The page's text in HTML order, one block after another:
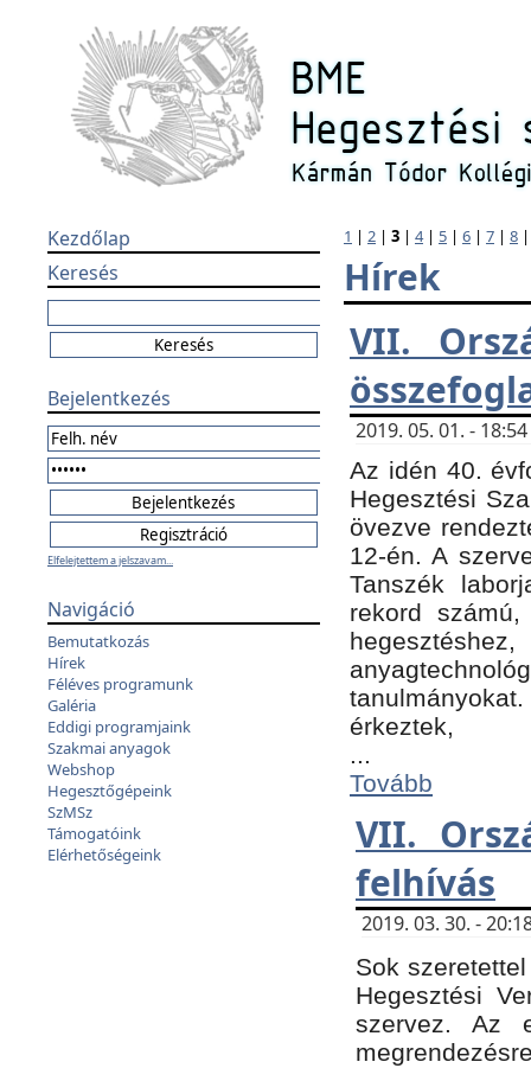
Kezdőlap
Keresés
Bejelentkezés
Elfelejtettem a jelszavam...
Navigáció
Bemutatkozás
Hírek
Féléves programunk
Galéria
Eddigi programjaink
Szakmai anyagok
Webshop
Hegesztőgépeink
SzMSz
Támogatóink
Elérhetőségeink
1 | 2 | 3 | 4| 5 | 6 | 7 | 8
Hírek
VII.
2019. 05. 01. -
Az idén 40.
Hegesztési
övezve
12-én. A
Tanszék
rekord
érkeztek,
...
Tovább
VII.
felhívás
2019. 03. 30. -
Sok
Hegesztési
szervez. Az